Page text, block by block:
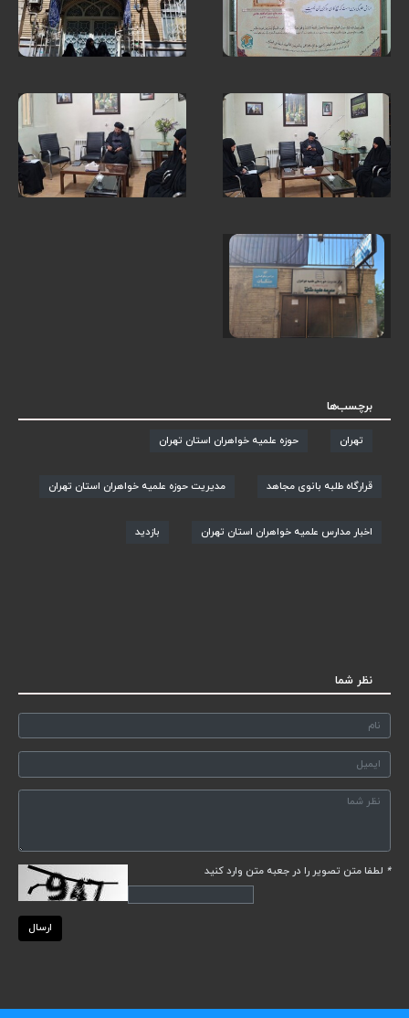
برچسب‌ها
تهران حوزه علمیه خواهران استان تهران
قرارگاه طلبه بانوی مجاهد مدیریت حوزه علمیه خواهران استان تهران
اخبار مدارس علمیه خواهران استان تهران بازدید
نظر شما
* لطفا متن تصویر را در جعبه متن وارد کنید
ارسال